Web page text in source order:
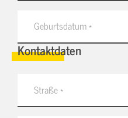
Kontaktdaten